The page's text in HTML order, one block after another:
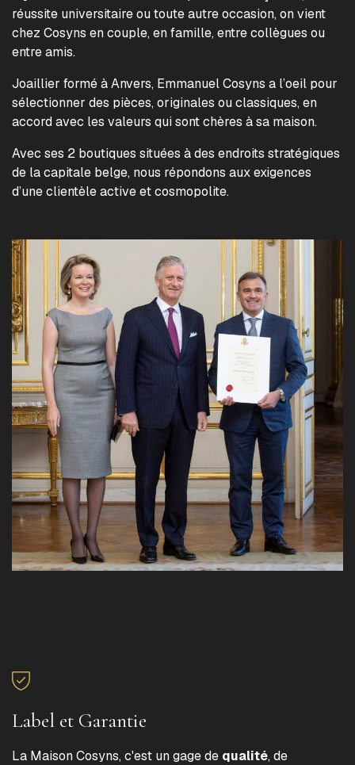
réussite universitaire ou toute autre occasion, on vient
chez Cosyns en couple, en famille, entre collègues ou
entre amis.
Joaillier formé à Anvers, Emmanuel Cosyns a l’oeil pour
sélectionner des pièces, originales ou classiques, en
accord avec les valeurs qui sont chères à sa maison.
Avec ses 2 boutiques situées à des endroits stratégiques
de la capitale belge, nous répondons aux exigences
d’une clientèle active et cosmopolite.
Label et Garantie
La Maison Cosyns, c'est un gage de qualité, de